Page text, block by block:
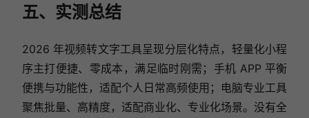
五、实测总结
2026 年视频转文字工具呈现分层化特点，轻量化小程
序主打便捷、零成本，满足临时刚需；手机 APP 平衡
便携与功能性，适配个人日常高频使用；电脑专业工具
聚焦批量、高精度，适配商业化、专业化场景。没有全